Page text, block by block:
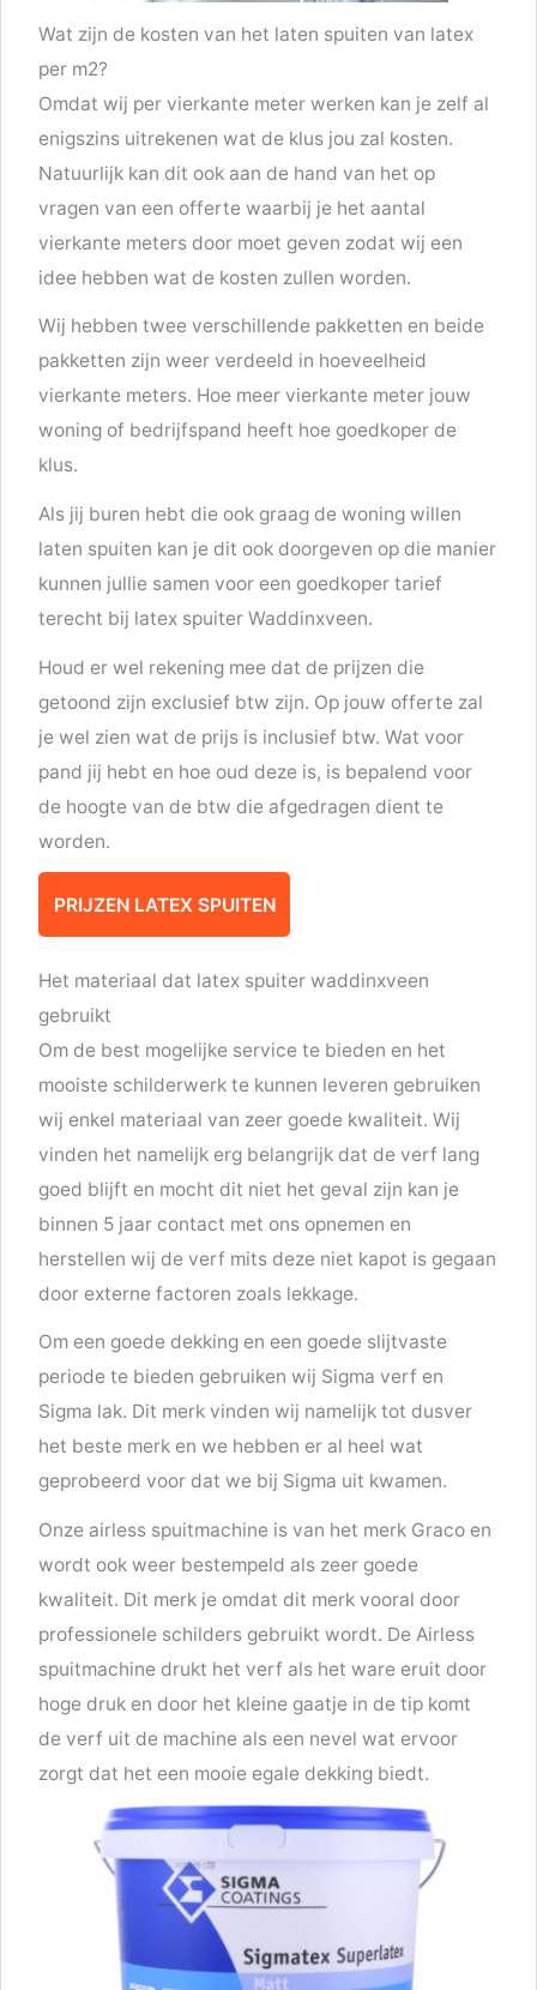
Wat zijn de kosten van het laten spuiten van latex
per m2?
Omdat wij per vierkante meter werken kan je zelf al
enigszins uitrekenen wat de klus jou zal kosten.
Natuurlijk kan dit ook aan de hand van het op
vragen van een offerte waarbij je het aantal
vierkante meters door moet geven zodat wij een
idee hebben wat de kosten zullen worden.
Wij hebben twee verschillende pakketten en beide
pakketten zijn weer verdeeld in hoeveelheid
vierkante meters. Hoe meer vierkante meter jouw
woning of bedrijfspand heeft hoe goedkoper de
klus.
Als jij buren hebt die ook graag de woning willen
laten spuiten kan je dit ook doorgeven op die manier
kunnen jullie samen voor een goedkoper tarief
terecht bij latex spuiter Waddinxveen.
Houd er wel rekening mee dat de prijzen die
getoond zijn exclusief btw zijn. Op jouw offerte zal
je wel zien wat de prijs is inclusief btw. Wat voor
pand jij hebt en hoe oud deze is, is bepalend voor
de hoogte van de btw die afgedragen dient te
worden.
PRIJZEN LATEX SPUITEN
Het materiaal dat latex spuiter waddinxveen
gebruikt
Om de best mogelijke service te bieden en het
mooiste schilderwerk te kunnen leveren gebruiken
wij enkel materiaal van zeer goede kwaliteit. Wij
vinden het namelijk erg belangrijk dat de verf lang
goed blijft en mocht dit niet het geval zijn kan je
binnen 5 jaar contact met ons opnemen en
herstellen wij de verf mits deze niet kapot is gegaan
door externe factoren zoals lekkage.
Om een goede dekking en een goede slijtvaste
periode te bieden gebruiken wij Sigma verf en
Sigma lak. Dit merk vinden wij namelijk tot dusver
het beste merk en we hebben er al heel wat
geprobeerd voor dat we bij Sigma uit kwamen.
Onze airless spuitmachine is van het merk Graco en
wordt ook weer bestempeld als zeer goede
kwaliteit. Dit merk je omdat dit merk vooral door
professionele schilders gebruikt wordt. De Airless
spuitmachine drukt het verf als het ware eruit door
hoge druk en door het kleine gaatje in de tip komt
de verf uit de machine als een nevel wat ervoor
zorgt dat het een mooie egale dekking biedt.